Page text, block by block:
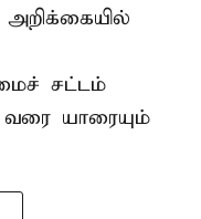
அறிக்கையில்
சட்டம்
யாரையும்